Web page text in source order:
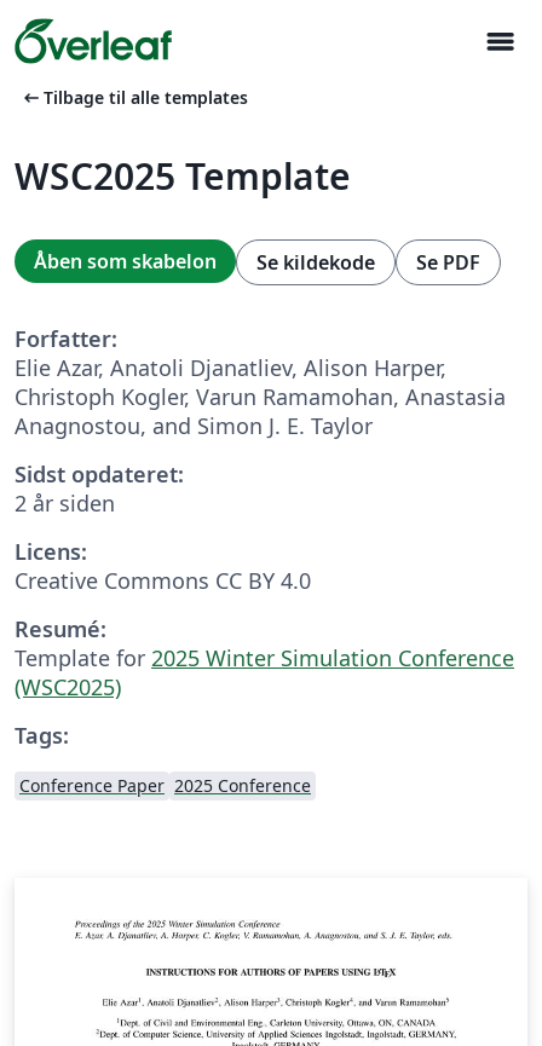
menu
arrow_left_alt Tilbage til alle templates
WSC2025 Template
Åben som skabelon Se kildekode Se PDF
Forfatter:
Elie Azar, Anatoli Djanatliev, Alison Harper,
Christoph Kogler, Varun Ramamohan, Anastasia
Anagnostou, and Simon J. E. Taylor
Sidst opdateret:
2 år siden
Licens:
Creative Commons CC BY 4.0
Resumé:
Template for 2025 Winter Simulation Conference
(WSC2025)
Tags:
Conference Paper 2025 Conference